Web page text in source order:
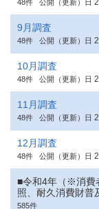
48件 公開（更新）日
9月調査
48件 公開（更新）日
10月調査
48件 公開（更新）日
11月調査
48件 公開（更新）日
12月調査
48件 公開（更新）日
■令和4年（※消費
照、耐久消費財普
585件